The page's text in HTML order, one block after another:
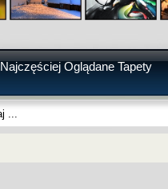
Najczęściej Oglądane Tapety